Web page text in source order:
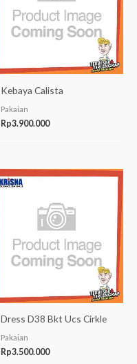
Kebaya Calista
Pakaian
Rp3.900.000
Dress D38 Bkt Ucs Cirkle
Pakaian
Rp3.500.000